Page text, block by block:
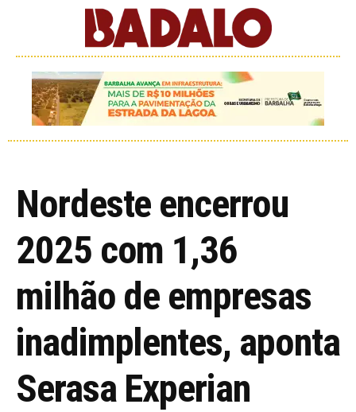
Nordeste encerrou
2025 com 1,36
milhão de empresas
inadimplentes, aponta
Serasa Experian